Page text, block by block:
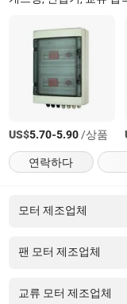
US$5.70-5.90/상품
연락하다
모터 제조업체
팬 모터 제조업체
교류 모터 제조업체